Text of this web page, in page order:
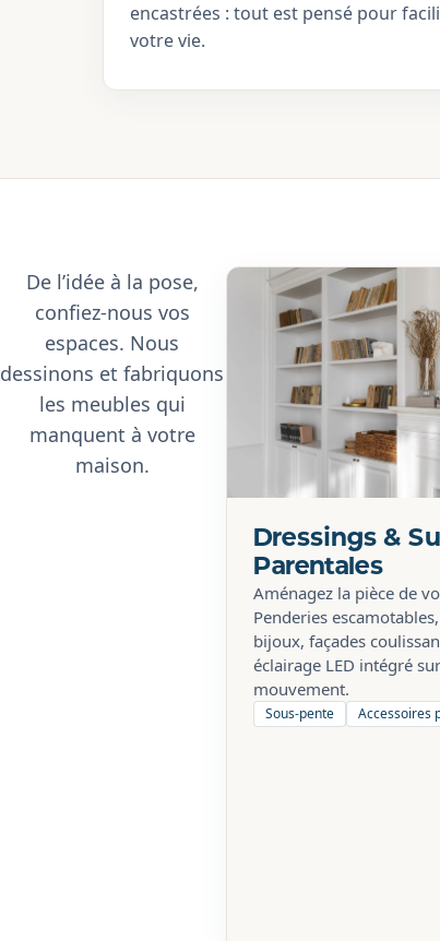
encastrées : tout est pensé pour
votre vie.
De l’idée à la pose,
confiez-nous vos
espaces. Nous
dessinons et fabriquons
les meubles qui
manquent à votre
maison.
Dressings &
Parentales
Aménagez la pièce de
Penderies
bijoux, façades
éclairage LED intégré
mouvement.
Sous-pente Accessoires